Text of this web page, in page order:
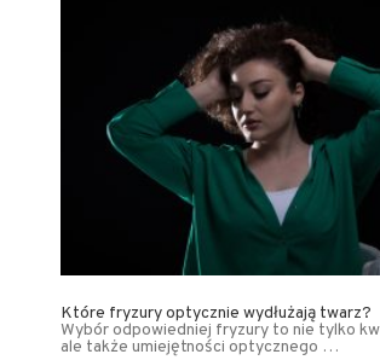
Które fryzury optycznie wydłużają twarz?
Wybór odpowiedniej fryzury to nie tylko
ale także umiejętności optycznego …